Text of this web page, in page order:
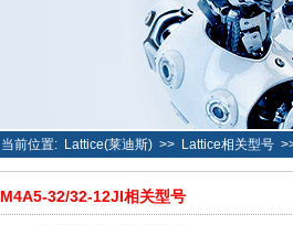
当前位置: Lattice(莱迪斯)>> Lattice相关型号
M4A5-32/32-12JI相关型号